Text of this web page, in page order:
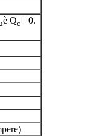
è Qc= 0.